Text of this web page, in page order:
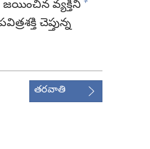
జయించిన వ్యక్తిని
చెప్తున్న
తరవాతి